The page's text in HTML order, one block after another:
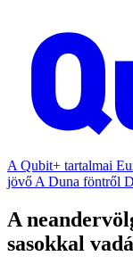
A Qubit+ tartalmai
jövő A Duna föntről
A
sasokkal